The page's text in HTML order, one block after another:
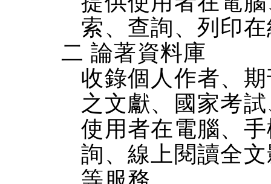
索、查詢、列印
二 論著資料庫
收錄個人作者、
之文獻、國家考
使用者在電腦、
詢、線上閱讀全